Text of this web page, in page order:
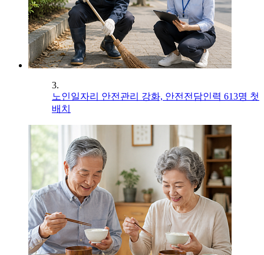
3.
노인일자리 안전관리 강화, 안전전담인력 613명 첫
배치